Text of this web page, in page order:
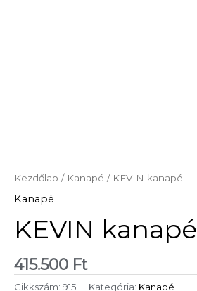
Kezdőlap / Kanapé / KEVIN kanapé
Kanapé
KEVIN kanapé
415.500 Ft
Cikkszám: 915 Kategória: Kanapé